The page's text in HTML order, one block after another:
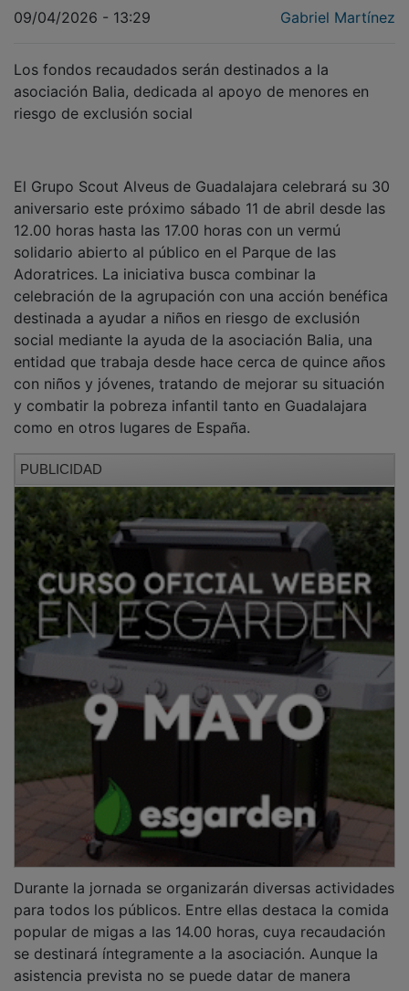
09/04/2026 - 13:29 Gabriel Martínez
Los fondos recaudados serán destinados a la
asociación Balia, dedicada al apoyo de menores en
riesgo de exclusión social
El Grupo Scout Alveus de Guadalajara celebrará su 30
aniversario este próximo sábado 11 de abril desde las
12.00 horas hasta las 17.00 horas con un vermú
solidario abierto al público en el Parque de las
Adoratrices. La iniciativa busca combinar la
celebración de la agrupación con una acción benéfica
destinada a ayudar a niños en riesgo de exclusión
social mediante la ayuda de la asociación Balia, una
entidad que trabaja desde hace cerca de quince años
con niños y jóvenes, tratando de mejorar su situación
y combatir la pobreza infantil tanto en Guadalajara
como en otros lugares de España.
PUBLICIDAD
Durante la jornada se organizarán diversas actividades
para todos los públicos. Entre ellas destaca la comida
popular de migas a las 14.00 horas, cuya recaudación
se destinará íntegramente a la asociación. Aunque la
asistencia prevista no se puede datar de manera